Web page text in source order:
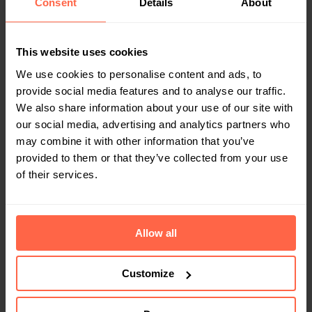
Consent Details About
This website uses cookies
We use cookies to personalise content and ads, to
provide social media features and to analyse our traffic.
We also share information about your use of our site with
our social media, advertising and analytics partners who
may combine it with other information that you’ve
provided to them or that they’ve collected from your use
of their services.
Allow all
Customize
En relation